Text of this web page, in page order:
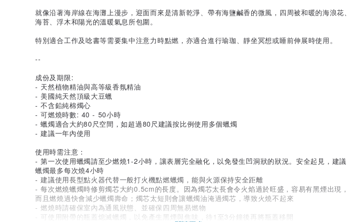
就像沿著海岸線在海灘上漫步，迎面而來是清新乾淨、帶有海鹽鹹香的微風，四周被和暖的海浪花、
海苔、浮木和陽光的溫暖氣息所包圍。
特別適合工作及唸書等需要集中注意力時點燃，亦適合進行瑜珈、靜坐冥想或睡前伸展時使用。
--
成份及期限:
- 天然植物精油與高等級香氛精油
- 美國純天然頂級大豆蠟
- 不含鉛純棉燭心
- 可燃燒時數: 40 - 50小時
- 蠟燭適合大約80尺空間，如超過80尺建議按比例使用多個蠟燭
- 建議一年內使用
使用時需注意：
- 第一次使用蠟燭請至少燃燒1-2小時，讓表層完全融化，以免發生凹洞狀的狀況。安全起見，建議
蠟燭最多每次燒4小時
- 建議使用長型點火器代替一般打火機點燃蠟燭，能與火源保持安全距離
- 每次燃燒蠟燭時修剪燭芯大約0.5cm的長度。因為燭芯太長會令火焰過於旺盛，容易有黑煙出現，
而且燃燒過快會減少蠟燭壽命；燭芯太短則會讓蠟燭油淹過燭芯，導致火燒不起來
- 燃燒時請確保室內為通風狀態、並確保四周無易燃物
- 可使用附帶的瓶蓋熄滅蠟燭，以免產生黑煙與焦味，待1至3分鐘後再將瓶蓋移開